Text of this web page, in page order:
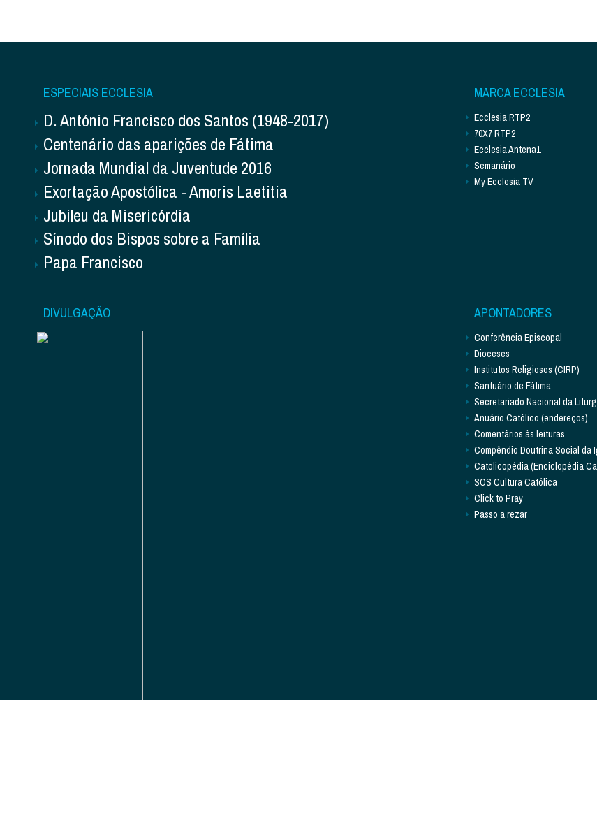
ESPECIAIS ECCLESIA
D. António Francisco dos Santos (1948-2017)
Centenário das aparições de Fátima
Jornada Mundial da Juventude 2016
Exortação Apostólica - Amoris Laetitia
Jubileu da Misericórdia
Sínodo dos Bispos sobre a Família
Papa Francisco
MARCA ECCLESIA
Ecclesia RTP2
70X7 RTP2
Ecclesia Antena1
Semanário
My Ecclesia TV
DIVULGAÇÃO APONTADORES
Conferência Episcopal
Dioceses
Institutos Religiosos (CIRP)
Santuário de Fátima
Secretariado Nacional da
Anuário Católico (endereços)
Comentários às leituras
Compêndio Doutrina Social da
Catolicopédia (Enciclopédia
SOS Cultura Católica
Click to Pray
Passo a rezar